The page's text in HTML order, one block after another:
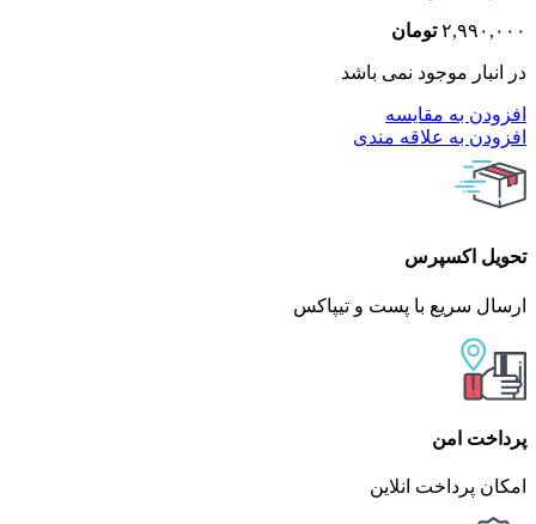
۲,۹۹۰,۰۰۰ تومان
در انبار موجود نمی باشد
افزودن به مقایسه
افزودن به علاقه مندی
تحویل اکسپرس
ارسال سریع با پست و تیپاکس
پرداخت امن
امکان پرداخت انلاین